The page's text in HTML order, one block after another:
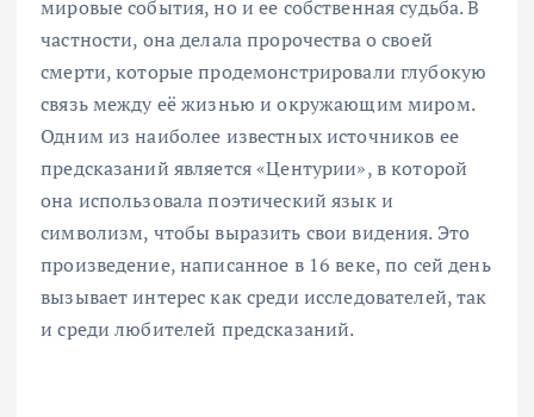
мировые события, но и ее собственная судьба. В
частности, она делала пророчества о своей
смерти, которые продемонстрировали глубокую
связь между её жизнью и окружающим миром.
Одним из наиболее известных источников ее
предсказаний является «Центурии», в которой
она использовала поэтический язык и
символизм, чтобы выразить свои видения. Это
произведение, написанное в 16 веке, по сей день
вызывает интерес как среди исследователей, так
и среди любителей предсказаний.